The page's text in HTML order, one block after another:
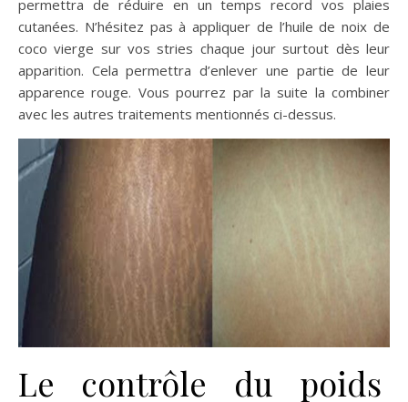
permettra de réduire en un temps record vos plaies
cutanées. N’hésitez pas à appliquer de l’huile de noix de
coco vierge sur vos stries chaque jour surtout dès leur
apparition. Cela permettra d’enlever une partie de leur
apparence rouge. Vous pourrez par la suite la combiner
avec les autres traitements mentionnés ci-dessus.
Le contrôle du poids